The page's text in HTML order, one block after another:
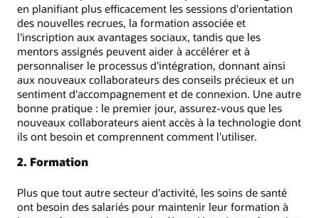
en planifiant plus efficacement les sessions d'orientation
des nouvelles recrues, la formation associée et
l'inscription aux avantages sociaux, tandis que les
mentors assignés peuvent aider à accélérer et à
personnaliser le processus d'intégration, donnant ainsi
aux nouveaux collaborateurs des conseils précieux et un
sentiment d'accompagnement et de connexion. Une autre
bonne pratique : le premier jour, assurez-vous que les
nouveaux collaborateurs aient accès à la technologie dont
ils ont besoin et comprennent comment l'utiliser.
2. Formation
Plus que tout autre secteur d'activité, les soins de santé
ont besoin des salariés pour maintenir leur formation à